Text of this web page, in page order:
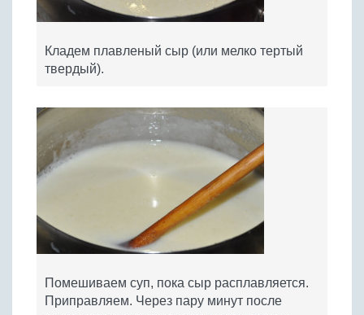
Кладем плавленый сыр (или мелко тертый
твердый).
Помешиваем суп, пока сыр расплавляется.
Приправляем. Через пару минут после